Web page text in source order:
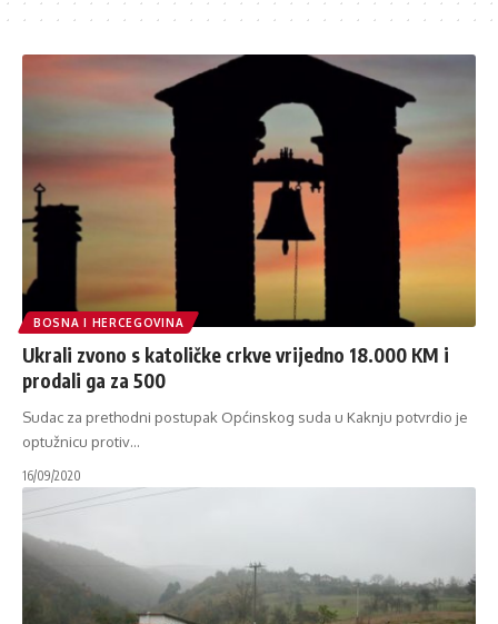
BOSNA I HERCEGOVINA
Ukrali zvono s katoličke crkve vrijedno 18.000 KM i
prodali ga za 500
Sudac za prethodni postupak Općinskog suda u Kaknju potvrdio je
optužnicu protiv…
16/09/2020